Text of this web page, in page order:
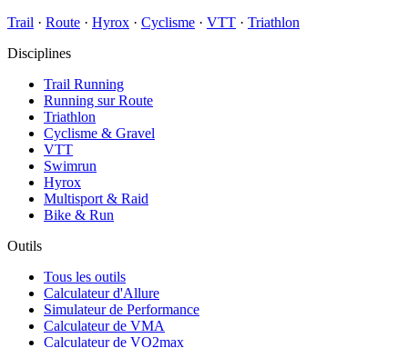
Trail · Route · Hyrox · Cyclisme · VTT · Triathlon
Disciplines
Trail Running
Running sur Route
Triathlon
Cyclisme & Gravel
VTT
Swimrun
Hyrox
Multisport & Raid
Bike & Run
Outils
Tous les outils
Calculateur d'Allure
Simulateur de Performance
Calculateur de VMA
Calculateur de VO2max